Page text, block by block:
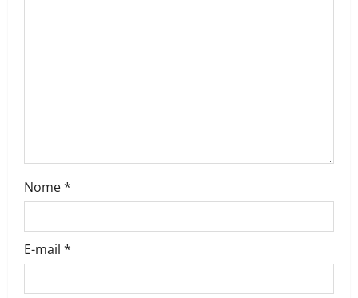
Nome*
E-mail *